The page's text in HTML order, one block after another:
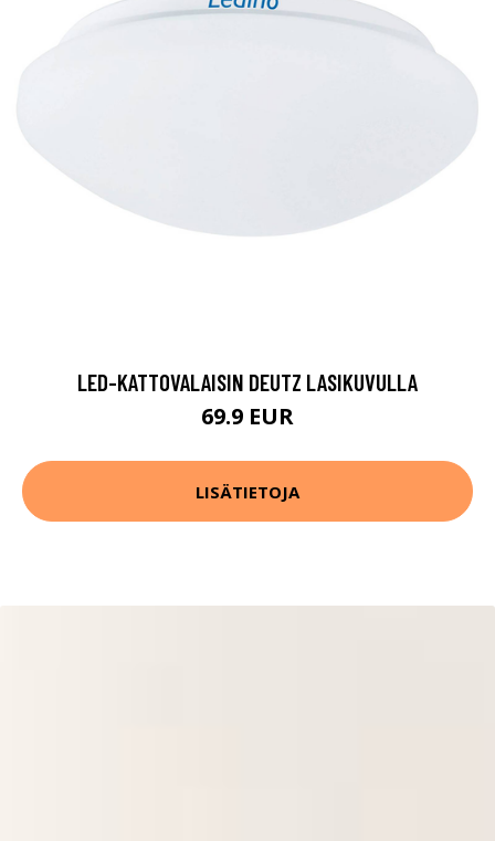
LED-KATTOVALAISIN DEUTZ LASIKUVULLA
69.9 EUR
LISÄTIETOJA